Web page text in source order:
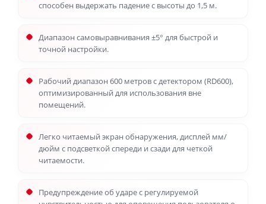
способен выдержать падение с высоты до 1,5 м.
Диапазон самовыравнивания ±5° для быстрой и
точной настройки.
Рабочий диапазон 600 метров с детектором (RD600),
оптимизированный для использования вне
помещений.
Легко читаемый экран обнаружения, дисплей мм/
дюйм с подсветкой спереди и сзади для четкой
читаемости.
Предупреждение об ударе с регулируемой